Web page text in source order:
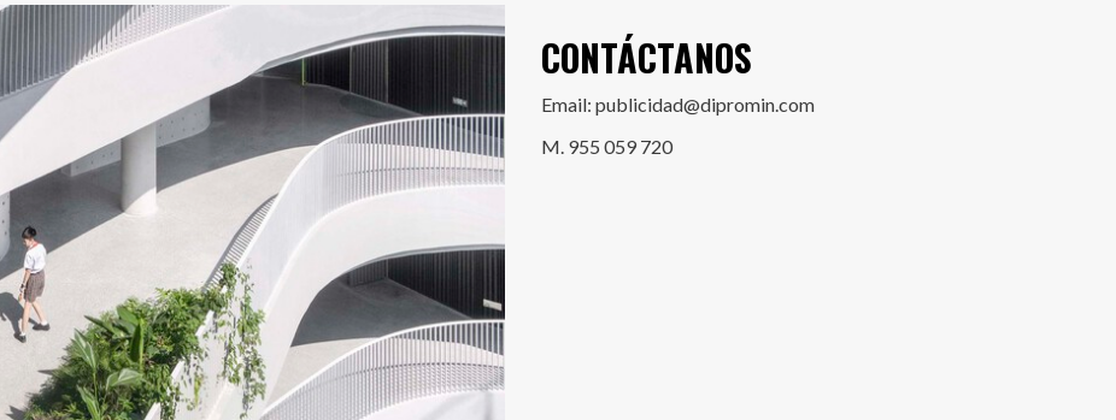
CONTÁCTANOS
Email: publicidad@dipromin.com
M. 955 059 720